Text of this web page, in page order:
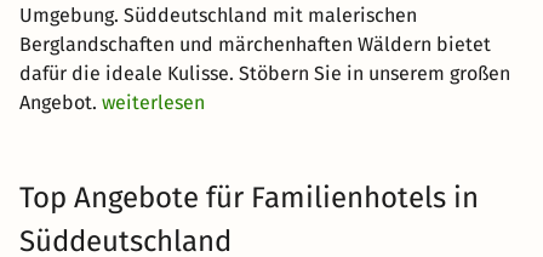
Umgebung. Süddeutschland mit malerischen
Berglandschaften und märchenhaften Wäldern bietet
dafür die ideale Kulisse. Stöbern Sie in unserem großen
Angebot. weiterlesen
Top Angebote für Familienhotels in
Süddeutschland